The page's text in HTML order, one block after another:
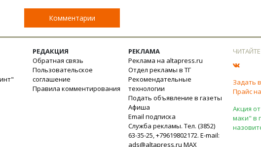
Комментарии
РЕДАКЦИЯ
Обратная связь
Пользовательское
соглашение
Правила комментирования
РЕКЛАМА
Реклама на altapress.ru
Отдел рекламы в ТГ
Рекомендательные
технологии
Подать объявление в газеты
Афиша
Email подписка
Служба рекламы. Тел. (3852)
63-35-25, +79619802172. E-mail:
ads@altapress.ru MAX
Задать
Прайс
Акция
маки" в